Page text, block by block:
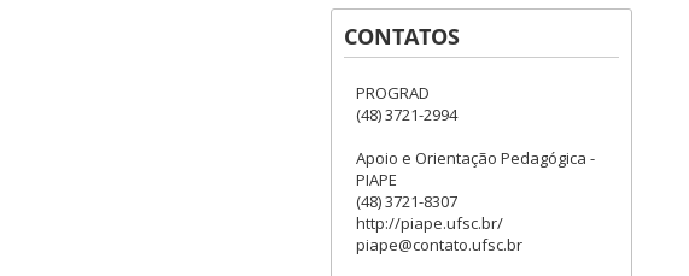
CONTATOS
PROGRAD
(48) 3721-2994
Apoio e Orientação Pedagógica -
PIAPE
(48) 3721-8307
http://piape.ufsc.br/
piape@contato.ufsc.br